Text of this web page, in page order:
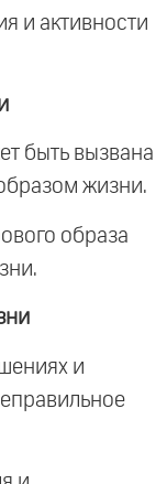
и активности
быть вызвана
жизни.
образа
и